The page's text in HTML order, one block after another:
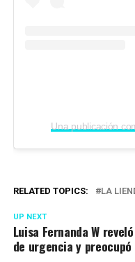
RELATED TOPICS: LA
UP NEXT
Luisa Fernanda W
de urgencia y